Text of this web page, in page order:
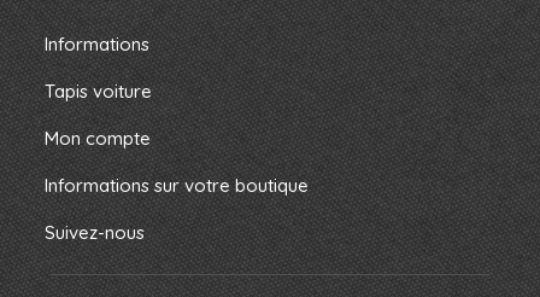
Informations
Tapis voiture
Mon compte
Informations sur votre boutique
Suivez-nous